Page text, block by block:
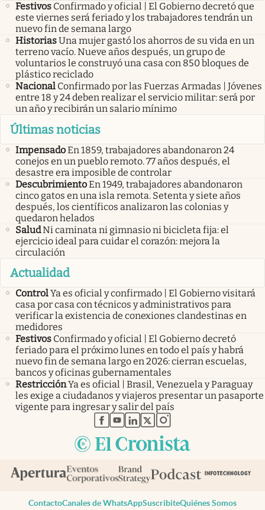
Festivos Confirmado y oficial | El Gobierno decretó que
este viernes será feriado y los trabajadores tendrán un
nuevo fin de semana largo
HistoriasUna mujer gastó los ahorros de su vida en un
terreno vacío. Nueve años después, un grupo de
voluntarios le construyó una casa con 850 bloques de
plástico reciclado
Nacional Confirmado por las Fuerzas Armadas | Jóvenes
entre 18 y 24 deben realizar el servicio militar: será por
un año y recibirán un salario mínimo
Últimas noticias
ImpensadoEn 1859, trabajadores abandonaron 24
conejos en un pueblo remoto. 77 años después, el
desastre era imposible de controlar
DescubrimientoEn 1949, trabajadores abandonaron
cinco gatos en una isla remota. Setenta y siete años
después, los científicos analizaron las colonias y
quedaron helados
SaludNi caminata ni gimnasio ni bicicleta fija: el
ejercicio ideal para cuidar el corazón: mejora la
circulación
Actualidad
ControlYa es oficial y confirmado | El Gobierno visitará
casa por casa con técnicos y administrativos para
verificar la existencia de conexiones clandestinas en
medidores
Festivos Confirmado y oficial | El Gobierno decretó
feriado para el próximo lunes en todo el país y habrá
nuevo fin de semana largo en 2026: cierran escuelas,
bancos y oficinas gubernamentales
RestricciónYa es oficial | Brasil, Venezuela y Paraguay
les exige a ciudadanos y viajeros presentar un pasaporte
vigente para ingresar y salir del país
abre en nueva pestaña
abre en nueva pestaña
abre en nueva pestaña
abre en nueva pestaña
abre en nueva pestaña
ContactoCanales de WhatsAppSuscribiteQuiénes Somos